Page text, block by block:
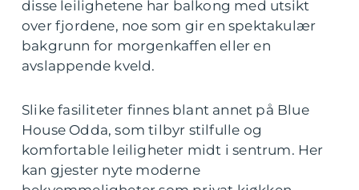
disse leilighetene har balkong med utsikt
over fjordene, noe som gir en spektakulær
bakgrunn for morgenkaffen eller en
avslappende kveld.
Slike fasiliteter finnes blant annet på Blue
House Odda, som tilbyr stilfulle og
komfortable leiligheter midt i sentrum. Her
kan gjester nyte moderne